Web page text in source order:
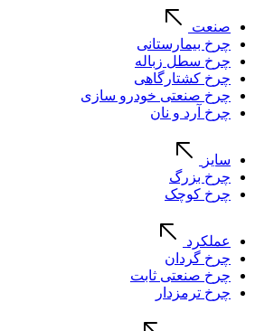
صنعت
چرخ بیمارستانی
چرخ سطل زباله
چرخ کشتارگاهی
چرخ صنعتی خودرو سازی
چرخ آرد و نان
سایز
چرخ بزرگ
چرخ کوچک
عملکرد
چرخ گردان
چرخ صنعتی ثابت
چرخ ترمزدار